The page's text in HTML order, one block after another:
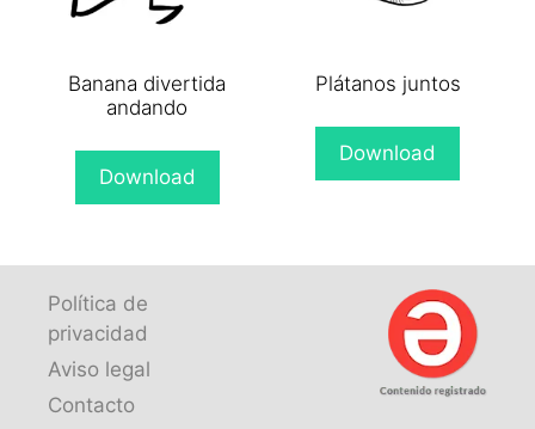
Banana divertida
andando
Download
Plátanos juntos
Download
Política de
privacidad
Aviso legal
Contacto